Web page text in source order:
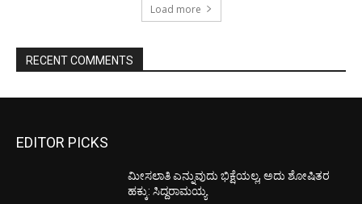
Load more
RECENT COMMENTS
EDITOR PICKS
ಮೀಸಲಾತಿ ಎನ್ನುವುದು ಭಿಕ್ಷೆಯಲ್ಲ, ಅದು ಶೋಷಿತರ
ಹಕ್ಕು: ಸಿದ್ದರಾಮಯ್ಯ